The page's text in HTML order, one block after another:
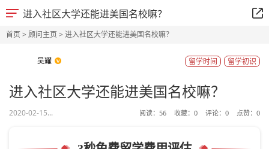
进入社区大学还能进美国名校嘛？
首页> 顾问主页> 进入社区大学还能进美国名校嘛？
吴耀 留学初识
留学时间
进入社区大学还能进美国名校嘛？
2020-02-15... 阅读： 56 收藏： 0 评论： 0 点赞： 0